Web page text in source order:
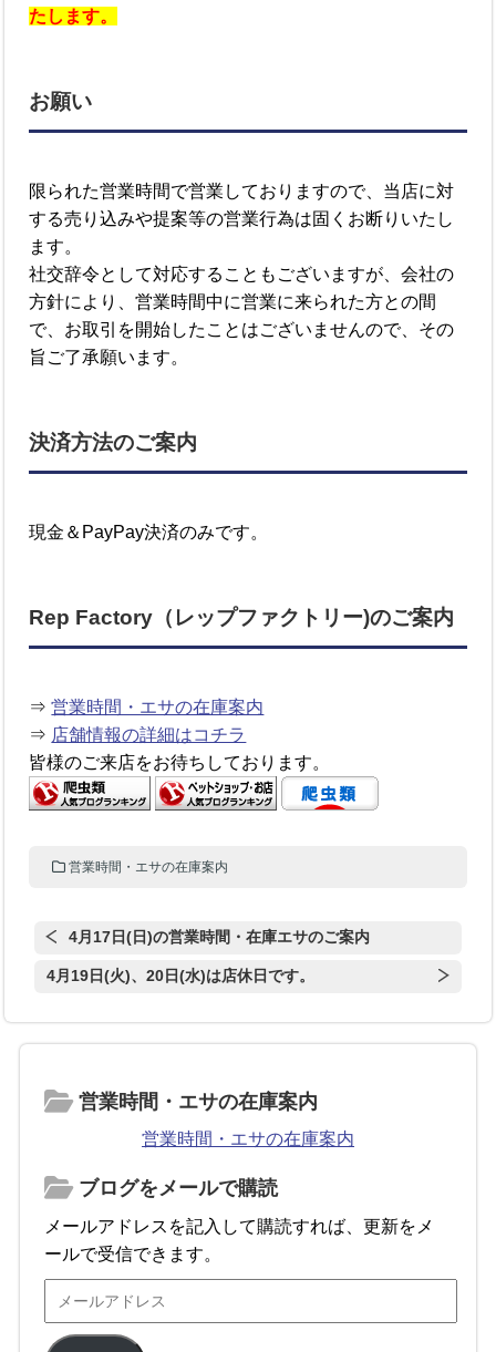
たします。
お願い
限られた営業時間で営業しておりますので、当店に対
する売り込みや提案等の営業行為は固くお断りいたし
ます。
社交辞令として対応することもございますが、会社の
方針により、営業時間中に営業に来られた方との間
で、お取引を開始したことはございませんので、その
旨ご了承願います。
決済方法のご案内
現金＆PayPay決済のみです。
Rep Factory（レップファクトリー)のご案内
⇒営業時間・エサの在庫案内
⇒ 店舗情報の詳細はコチラ
皆様のご来店をお待ちしております。
営業時間・エサの在庫案内
4月17日(日)の営業時間・在庫エサのご案内
4月19日(火)、20日(水)は店休日です。
営業時間・エサの在庫案内
営業時間・エサの在庫案内
ブログをメールで購読
メールアドレスを記入して購読すれば、更新をメ
ールで受信できます。